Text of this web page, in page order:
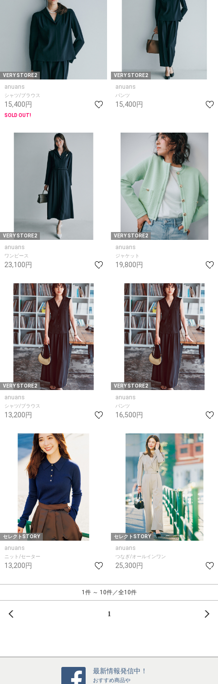
VERY STORE2
anuans
シャツ/ブラウス
15,400円
SOLD OUT!
VERY STORE2
anuans
パンツ
15,400円
VERY STORE2
anuans
ワンピース
23,100円
VERY STORE2
anuans
ジャケット
19,800円
VERY STORE2
anuans
シャツ/ブラウス
13,200円
VERY STORE2
anuans
パンツ
16,500円
セレクトSTORY
anuans
ニット/セーター
13,200円
セレクトSTORY
anuans
つなぎ/オールインワン
25,300円
1件 ～ 10件／全10件
1
最新情報発信中！
おすすめ商品や